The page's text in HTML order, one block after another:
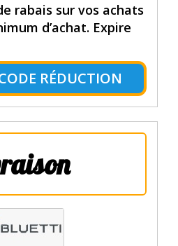
rabais sur vos achats
d’achat. Expire
RÉDUCTION